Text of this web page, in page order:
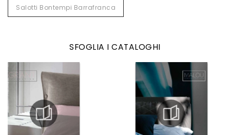
Salotti Bontempi Barrafranca
SFOGLIA I CATALOGHI